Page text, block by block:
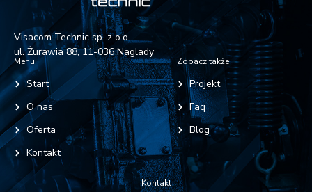
Visacom Technic sp. z o.o.
ul. Żurawia 88, 11-036 Naglady
Menu
Start
O nas
Oferta
Kontakt
Zobacz także
Projekt
Faq
Blog
Kontakt